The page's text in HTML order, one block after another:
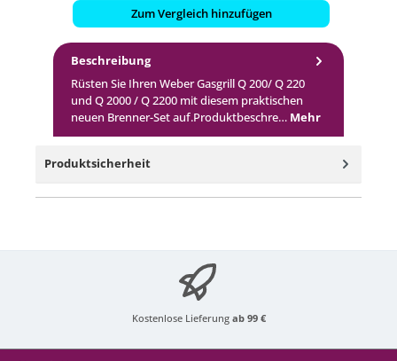
Zum Vergleich hinzufügen
Beschreibung
Rüsten Sie Ihren Weber Gasgrill Q 200/ Q 220
und Q 2000 / Q 2200 mit diesem praktischen
neuen Brenner-Set auf.Produktbeschre… Mehr
Produktsicherheit
Kostenlose Lieferung ab 99 €